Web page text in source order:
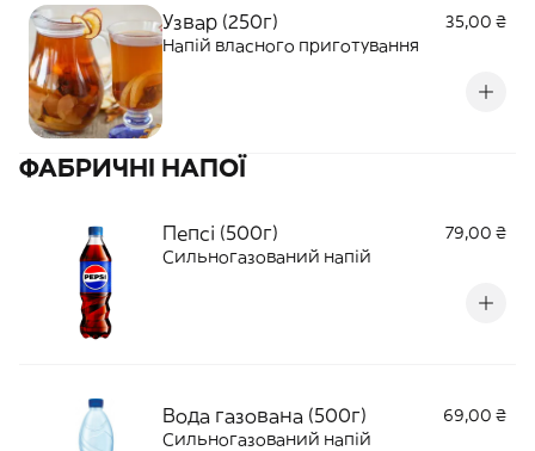
Узвар (250г)
35,00 ₴
Напій власного приготування
ФАБРИЧНІ НАПОЇ
Пепсі (500г)
79,00 ₴
Сильногазований напій
Вода газована (500г)
69,00 ₴
Сильногазований напій